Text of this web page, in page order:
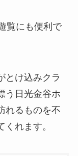
覧にも便利で
とけ込みクラ
う日光金谷ホ
れるものを不
れます。